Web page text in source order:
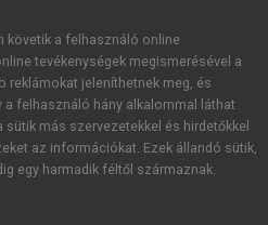
újdonságairól, akcióiról.
Kiadó Zrt. újdonságairól,
követik a felhasználó online
tevékenységek megismerésével a
reklámokat jeleníthetnek meg, és
a felhasználó hány alkalommal láthat
sütik más szervezetekkel és hirdetőkkel
az információkat. Ezek állandó sütik,
egy harmadik féltől származnak.